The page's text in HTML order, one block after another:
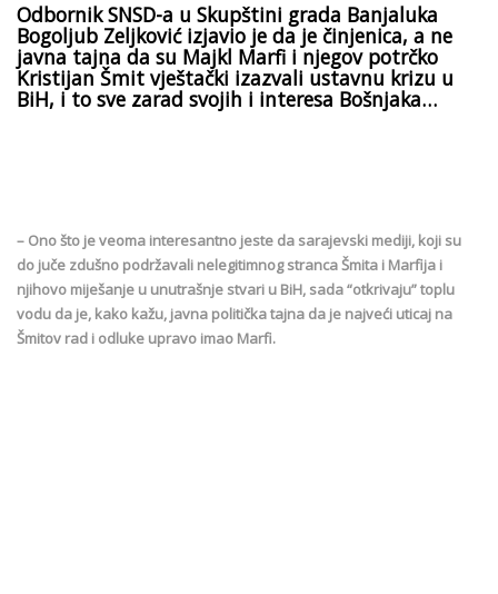
Odbornik SNSD-a u Skupštini grada Banjaluka
Bogoljub Zeljković izjavio je da je činjenica, a ne
javna tajna da su Majkl Marfi i njegov potrčko
Kristijan Šmit vještački izazvali ustavnu krizu u
BiH, i to sve zarad svojih i interesa Bošnjaka…
– Ono što je veoma interesantno jeste da sarajevski mediji, koji su
do juče zdušno podržavali nelegitimnog stranca Šmita i Marfija i
njihovo miješanje u unutrašnje stvari u BiH, sada “otkrivaju” toplu
vodu da je, kako kažu, javna politička tajna da je najveći uticaj na
Šmitov rad i odluke upravo imao Marfi.